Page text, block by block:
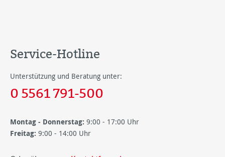
Service-Hotline
Unterstützung und Beratung unter:
0 5561 791-500
Montag - Donnerstag: 9:00 - 17:00 Uhr
Freitag: 9:00 - 14:00 Uhr